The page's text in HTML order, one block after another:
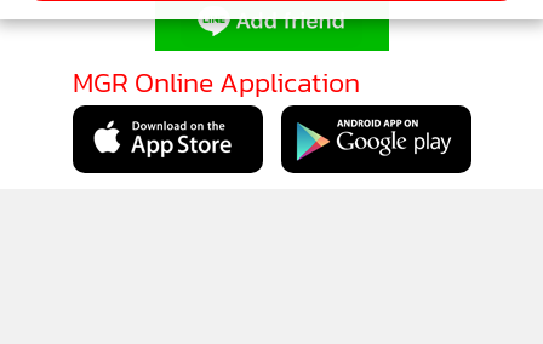
MGR Online Application